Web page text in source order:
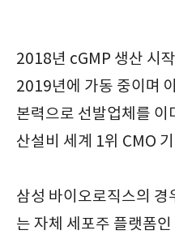
2018년 cGMP 생산 시
2019년에 가동 중이며
본력으로 선발업체를 이
산설비 세계 1위 CMO
삼성 바이오로직스의 경
는 자체 세포주 플랫폼